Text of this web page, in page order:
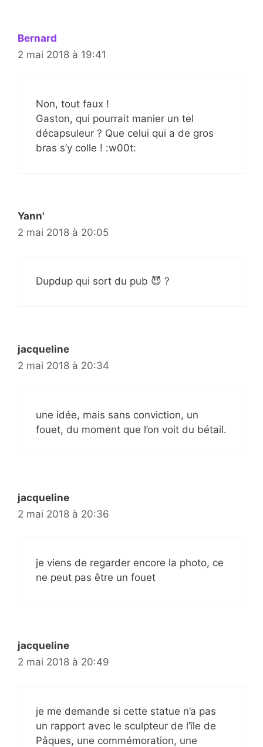
Bernard
2 mai 2018 à 19:41
Non, tout faux !
Gaston, qui pourrait manier un tel
décapsuleur ? Que celui qui a de gros
bras s’y colle ! :w00t:
Yann'
2 mai 2018 à 20:05
Dupdup qui sort du pub 😈 ?
jacqueline
2 mai 2018 à 20:34
une idée, mais sans conviction, un
fouet, du moment que l’on voit du bétail.
jacqueline
2 mai 2018 à 20:36
je viens de regarder encore la photo, ce
ne peut pas être un fouet
jacqueline
2 mai 2018 à 20:49
je me demande si cette statue n’a pas
un rapport avec le sculpteur de l’île de
Pâques, une commémoration, une